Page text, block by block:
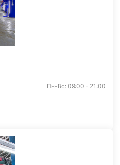
Пн-Вс: 09:00 - 21:00